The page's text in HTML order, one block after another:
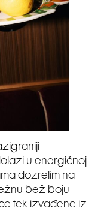
u energičnoj
dozrelim na
bež boju
tek izvađene iz